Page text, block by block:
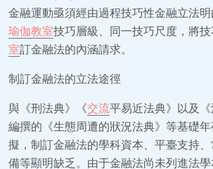
金融運動亟須經由過程技巧性金融立法
瑜伽教室技巧層級、同一技巧尺度，將
室訂金融法的內涵請求。
制訂金融法的立法途徑
與《刑法典》《交流平易近法典》以及
編撰的《生態周遭的狀況法典》等基礎
擬，制訂金融法的學科資本、平臺支持
備等顯明缺乏。由于金融法尚未列進法